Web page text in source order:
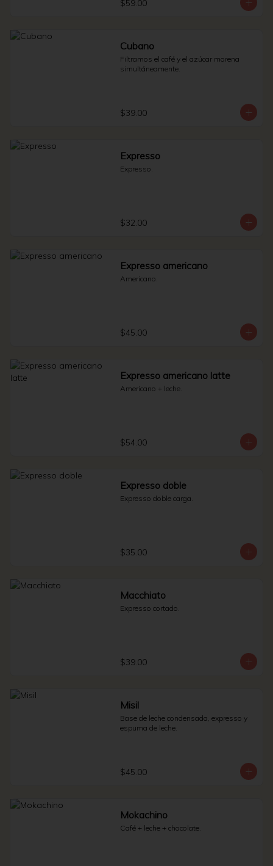
$59.00
Cubano
Filtramos el café y el azúcar morena
simultáneamente.
$39.00
Expresso
Expresso.
$32.00
Expresso americano
Americano.
$45.00
Expresso americano latte
Americano + leche.
$54.00
Expresso doble
Expresso doble carga.
$35.00
Macchiato
Expresso cortado.
$39.00
Misil
Base de leche condensada, expresso y
espuma de leche.
$45.00
Mokachino
Café + leche + chocolate.